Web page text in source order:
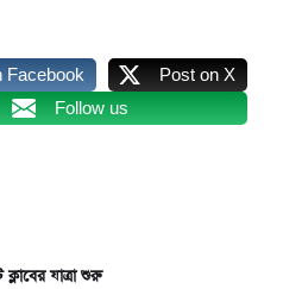
Facebook
Post on X
Follow us
যাত্রা শুরু